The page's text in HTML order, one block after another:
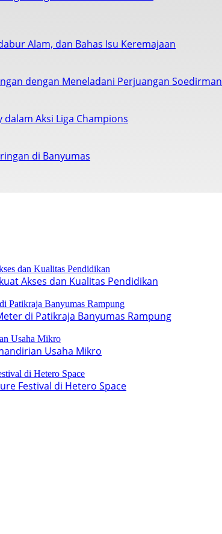
Alam, dan Bahas Isu Keremajaan
dengan Meneladani Perjuangan Soedirman
Aksi Liga Champions
di Banyumas
Akses dan Kualitas Pendidikan
di Patikraja Banyumas Rampung
Usaha Mikro
Festival di Hetero Space